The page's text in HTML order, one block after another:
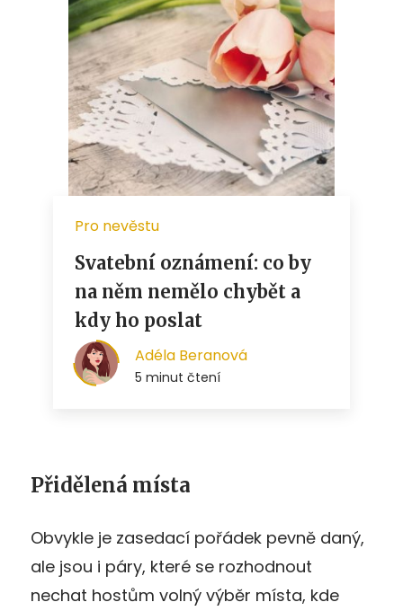
Přidělená místa
Obvykle je zasedací pořádek pevně daný,
ale jsou i páry, které se rozhodnout
nechat hostům volný výběr místa, kde